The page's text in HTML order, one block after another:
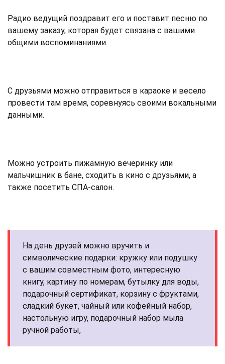
Радио ведущий поздравит его и поставит песню по
вашему заказу, которая будет связана с вашими
общими воспоминаниями.
С друзьями можно отправиться в караоке и весело
провести там время, соревнуясь своими вокальными
данными.
Можно устроить пижамную вечеринку или
мальчишник в бане, сходить в кино с друзьями, а
также посетить СПА-салон.
На день друзей можно вручить и
символические подарки: кружку или подушку
с вашим совместным фото, интересную
книгу, картину по номерам, бутылку для воды,
подарочный сертификат, корзину с фруктами,
сладкий букет, чайный или кофейный набор,
настольную игру, подарочный набор мыла
ручной работы,